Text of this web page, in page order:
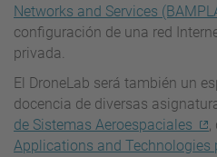
Networks and Services
configuración de una red
privada.
El DroneLab será también un
docencia de diversas
de Sistemas Aeroespaciales
,
Applications and Technologies